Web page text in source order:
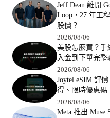
Jeff Dean 離開
Loop，27 年工
股價？
2026/08/06
美股怎麼買？手
入金到下單完整
2026/08/06
Joytel eSIM 評
得、限時優惠碼
2026/08/06
Meta 推出 Muse